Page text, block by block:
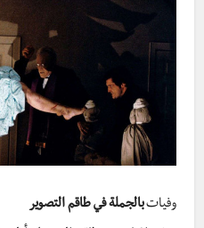
وفياتبالجملة في طاقم التصوير